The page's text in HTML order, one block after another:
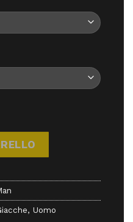
€.
, Uomo